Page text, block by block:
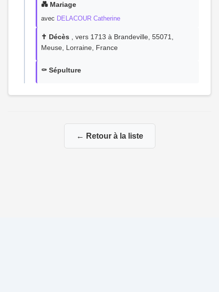
💑 Mariage
avec DELACOUR Catherine
✝️ Décès , vers 1713 à Brandeville, 55071,
Meuse, Lorraine, France
⚰️ Sépulture
← Retour à la liste